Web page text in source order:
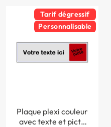
Tarif dégressif
Personnalisable
Plaque plexi couleur
avec texte et picto